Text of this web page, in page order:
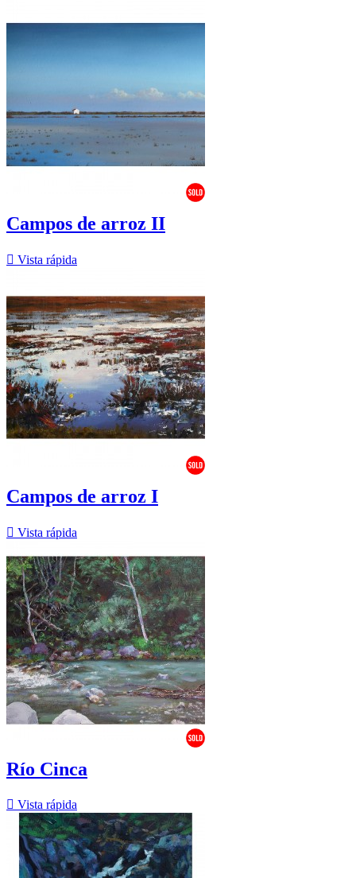
Campos de arroz II
 Vista rápida
Campos de arroz I
 Vista rápida
Río Cinca
 Vista rápida